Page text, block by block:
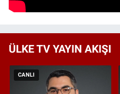
ÜLKE TV YAYIN AKIŞI
CANLI